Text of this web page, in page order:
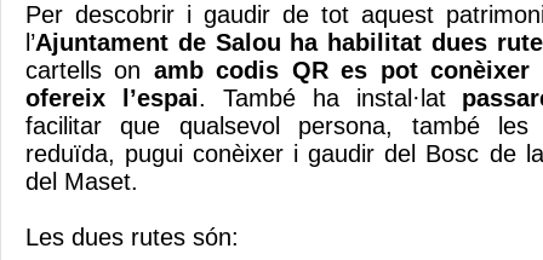
Per descobrir i gaudir de tot aquest
l’Ajuntament de Salou ha habilitat dues
cartells on amb codis QR es pot
ofereix l’espai. També ha instal·lat
facilitar que qualsevol persona, també
reduïda, pugui conèixer i gaudir del Bosc de
del Maset.
Les dues rutes són: